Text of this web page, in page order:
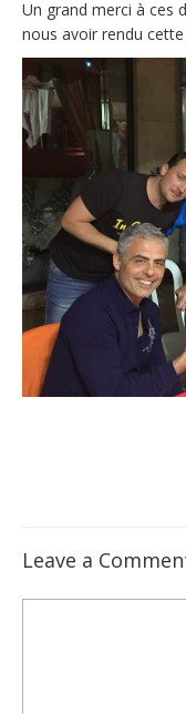
Un grand merci à ces
nous avoir rendu
Leave a